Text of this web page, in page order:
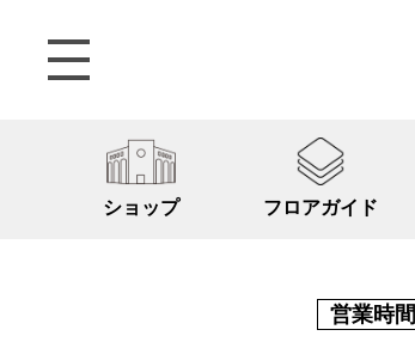
ショップ フロアガイド
営業時間